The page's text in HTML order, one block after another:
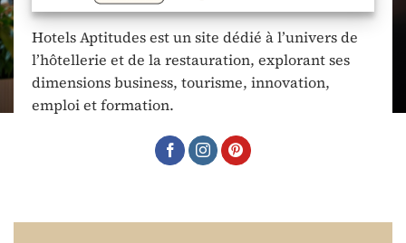
Hotels Aptitudes est un site dédié à l’univers de
l’hôtellerie et de la restauration, explorant ses
dimensions business, tourisme, innovation,
emploi et formation.